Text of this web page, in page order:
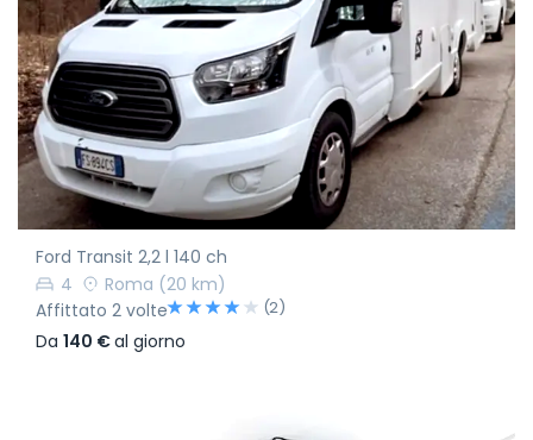
Ford Transit 2,2 l 140 ch
4
Roma (20 km)
Affittato 2 volte
(2)
Da 140 €al giorno